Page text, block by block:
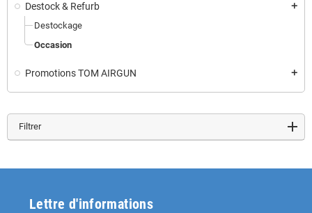
Destock & Refurb add
Destockage
Occasion
Promotions TOM AIRGUN add
Filtrer
Lettre d'informations